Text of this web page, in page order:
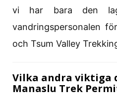
vi har bara den
vandringspersonalen
och Tsum Valley
Vilka andra viktiga
Manaslu Trek